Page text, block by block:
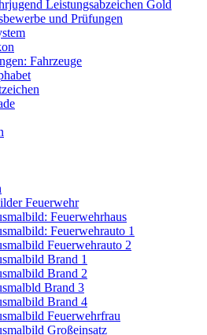
Leistungsabzeichen Gold
und Prüfungen
Fahrzeuge
Feuerwehr
Feuerwehrhaus
Feuerwehrauto 1
Feuerwehrauto 2
Brand 1
Brand 2
Brand 3
Brand 4
Feuerwehrfrau
Großeinsatz